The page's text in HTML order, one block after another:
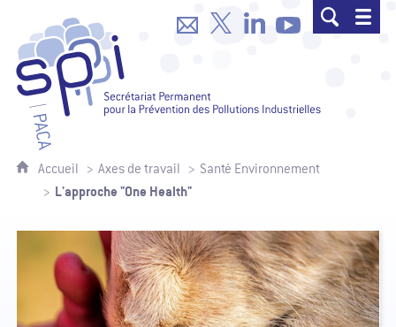
SPPPI Paca - Secrétariat
Accueil Axes de travail Santé Environnement
L'approche "One Health"